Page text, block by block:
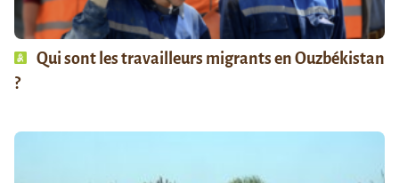
Qui sont les travailleurs migrants en Ouzbékistan
?